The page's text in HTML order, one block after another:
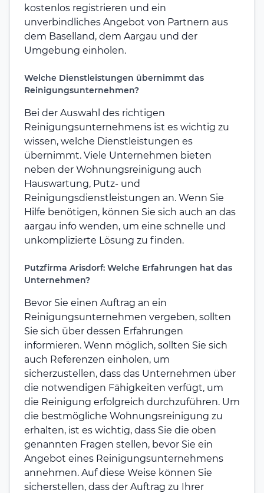
kostenlos registrieren und ein
unverbindliches Angebot von Partnern aus
dem Baselland, dem Aargau und der
Umgebung einholen.
Welche Dienstleistungen übernimmt das
Reinigungsunternehmen?
Bei der Auswahl des richtigen
Reinigungsunternehmens ist es wichtig zu
wissen, welche Dienstleistungen es
übernimmt. Viele Unternehmen bieten
neben der Wohnungsreinigung auch
Hauswartung, Putz- und
Reinigungsdienstleistungen an. Wenn Sie
Hilfe benötigen, können Sie sich auch an das
aargau info wenden, um eine schnelle und
unkomplizierte Lösung zu finden.
Putzfirma Arisdorf: Welche Erfahrungen hat das
Unternehmen?
Bevor Sie einen Auftrag an ein
Reinigungsunternehmen vergeben, sollten
Sie sich über dessen Erfahrungen
informieren. Wenn möglich, sollten Sie sich
auch Referenzen einholen, um
sicherzustellen, dass das Unternehmen über
die notwendigen Fähigkeiten verfügt, um
die Reinigung erfolgreich durchzuführen. Um
die bestmögliche Wohnungsreinigung zu
erhalten, ist es wichtig, dass Sie die oben
genannten Fragen stellen, bevor Sie ein
Angebot eines Reinigungsunternehmens
annehmen. Auf diese Weise können Sie
sicherstellen, dass der Auftrag zu Ihrer